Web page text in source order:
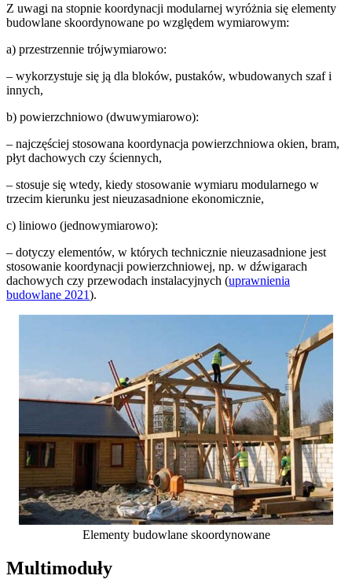
Z uwagi na stopnie koordynacji modularnej wyróżnia się elementy
budowlane skoordynowane po względem wymiarowym:
a) przestrzennie trójwymiarowo:
– wykorzystuje się ją dla bloków, pustaków, wbudowanych szaf i
innych,
b) powierzchniowo (dwuwymiarowo):
– najczęściej stosowana koordynacja powierzchniowa okien, bram,
płyt dachowych czy ściennych,
– stosuje się wtedy, kiedy stosowanie wymiaru modularnego w
trzecim kierunku jest nieuzasadnione ekonomicznie,
c) liniowo (jednowymiarowo):
– dotyczy elementów, w których technicznie nieuzasadnione jest
stosowanie koordynacji powierzchniowej, np. w dźwigarach
dachowych czy przewodach instalacyjnych (uprawnienia
budowlane 2021).
Elementy budowlane skoordynowane
Multimoduły